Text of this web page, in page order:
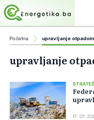
Početna upravljanje otpadom
upravljanje
17. 07.